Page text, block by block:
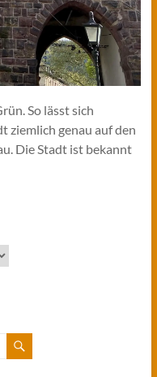
So lässt sich
ziemlich genau auf den
Die Stadt ist bekannt